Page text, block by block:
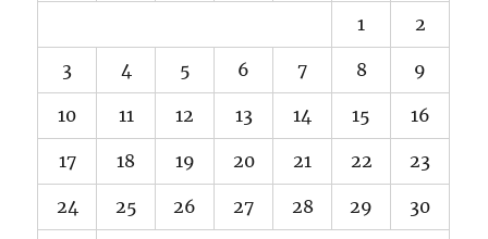
1 2
3 4 5 6 7 8 9
10 11 12 13 14 15 16
17 18 19 20 21 22 23
24 25 26 27 28 29 30